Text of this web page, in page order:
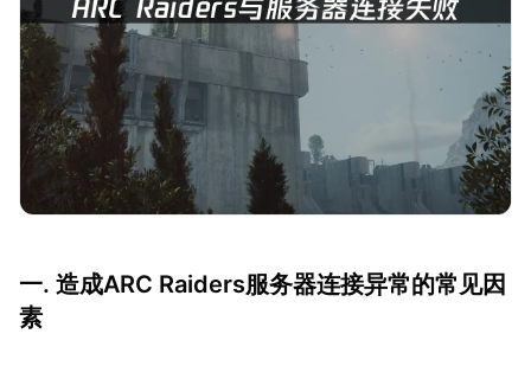
一. 造成ARC Raiders服务器连接异常的常见因
素